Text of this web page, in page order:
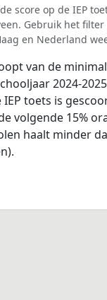
score op de IEP
Gebruik het
en Nederland
van de
2024-
toets is
volgende 15%
haalt minder